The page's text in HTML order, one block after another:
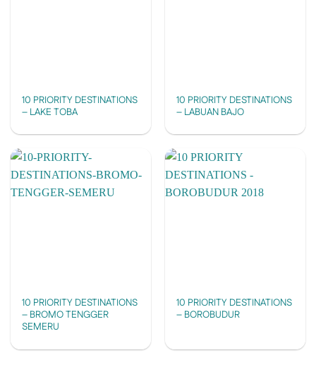
10 PRIORITY DESTINATIONS
– LAKE TOBA
10 PRIORITY DESTINATIONS
– LABUAN BAJO
10 PRIORITY DESTINATIONS
– BROMO TENGGER
SEMERU
10 PRIORITY DESTINATIONS
– BOROBUDUR